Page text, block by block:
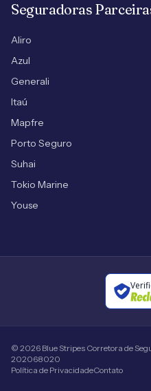
Seguradoras
Aliro
Azul
Generali
Itaú
Mapfre
Porto Seguro
Suhai
Tokio Marine
Youse
© 2026 Blue Stripes Corretora de
202068020
Política de PrivacidadeContato